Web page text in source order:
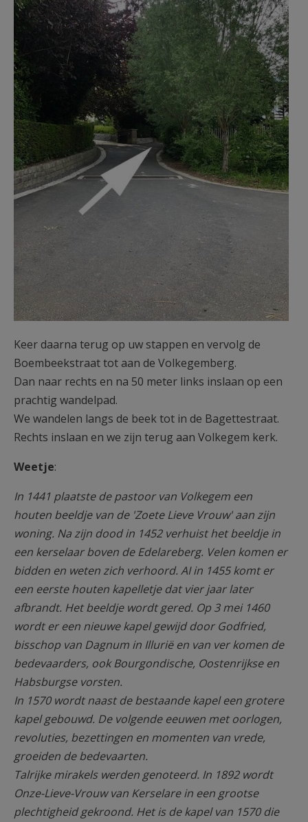
Keer daarna terug op uw stappen en vervolg de
Boembeekstraat tot aan de Volkegemberg.
Dan naar rechts en na 50 meter links inslaan op een
prachtig wandelpad.
We wandelen langs de beek tot in de Bagettestraat.
Rechts inslaan en we zijn terug aan Volkegem kerk.
Weetje:
In 1441 plaatste de pastoor van Volkegem een
houten beeldje van de 'Zoete Lieve Vrouw' aan zijn
woning. Na zijn dood in 1452 verhuist het beeldje in
een kerselaar boven de Edelareberg. Velen komen er
bidden en weten zich verhoord. AI in 1455 komt er
een eerste houten kapelletje dat vier jaar later
afbrandt. Het beeldje wordt gered. Op 3 mei 1460
wordt er een nieuwe kapel gewijd door Godfried,
bisschop van Dagnum in Illurië en van ver komen de
bedevaarders, ook Bourgondische, Oostenrijkse en
Habsburgse vorsten.
In 1570 wordt naast de bestaande kapel een grotere
kapel gebouwd. De volgende eeuwen met oorlogen,
revoluties, bezettingen en momenten van vrede,
groeiden de bedevaarten.
Talrijke mirakels werden genoteerd. In 1892 wordt
Onze-Lieve-Vrouw van Kerselare in een grootse
plechtigheid gekroond. Het is de kapel van 1570 die